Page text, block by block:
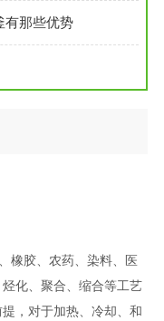
有那些优势
橡胶、农药、染料、医
化、聚合、缩合等工艺
，对于加热、冷却、和